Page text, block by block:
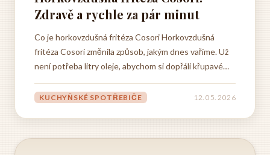
Zdravě a rychle za pár minut
Co je horkovzdušná fritéza Cosori Horkovzdušná
fritéza Cosori změnila způsob, jakým dnes vaříme. Už
není potřeba litry oleje, abychom si dopřáli křupavé
vzduch, který obklopí jídlo ze všech stran a vytvoří tu
KUCHYŇSKÉ SPOTŘEBIČE 12. 05. 2026